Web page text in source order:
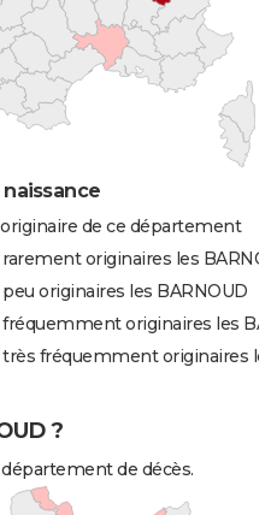
de ce département
originaires les
originaires les BARNOUD
originaires les
fréquemment originaires
?
de décès.